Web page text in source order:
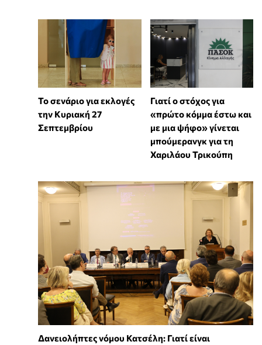
Το σενάριο για εκλογές
την Κυριακή 27
Σεπτεμβρίου
Γιατί ο στόχος για
«πρώτο κόμμα έστω και
με μια ψήφο» γίνεται
μπούμερανγκ για τη
Χαριλάου Τρικούπη
Δανειολήπτες νόμου Κατσέλη: Γιατί είναι